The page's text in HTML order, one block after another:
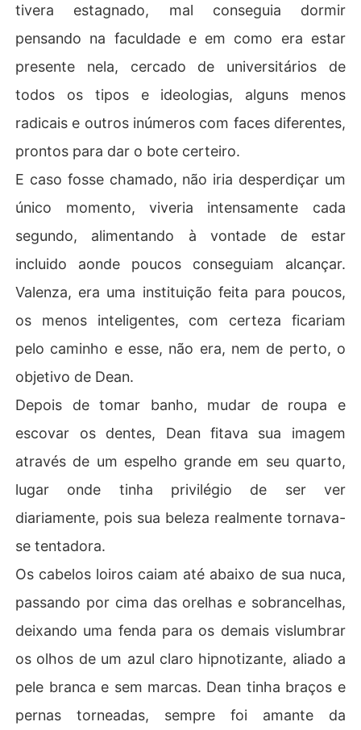
tivera estagnado, mal conseguia dormir
pensando na faculdade e em como era estar
presente nela, cercado de universitários de
todos os tipos e ideologias, alguns menos
radicais e outros inúmeros com faces diferentes,
prontos para dar o bote certeiro.
E caso fosse chamado, não iria desperdiçar um
único momento, viveria intensamente cada
segundo, alimentando à vontade de estar
incluido aonde poucos conseguiam alcançar.
Valenza, era uma instituição feita para poucos,
os menos inteligentes, com certeza ficariam
pelo caminho e esse, não era, nem de perto, o
objetivo de Dean.
Depois de tomar banho, mudar de roupa e
escovar os dentes, Dean fitava sua imagem
através de um espelho grande em seu quarto,
lugar onde tinha privilégio de ser ver
diariamente, pois sua beleza realmente tornava-
se tentadora.
Os cabelos loiros caiam até abaixo de sua nuca,
passando por cima das orelhas e sobrancelhas,
deixando uma fenda para os demais vislumbrar
os olhos de um azul claro hipnotizante, aliado a
pele branca e sem marcas. Dean tinha braços e
pernas torneadas, sempre foi amante da